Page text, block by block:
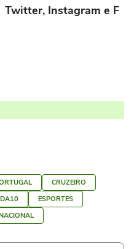
Twitter, Instagram e F
CRUZEIRO
ESPORTES